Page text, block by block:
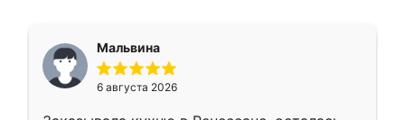
Мальвина
6 августа 2026